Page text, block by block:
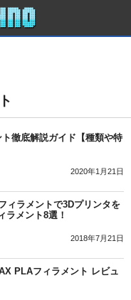
徹底解説ガイド【種類や特
2020年1月21日
ィラメントで3Dプリンタを
ラメント8選！
2018年7月21日
PLAフィラメント レビュ